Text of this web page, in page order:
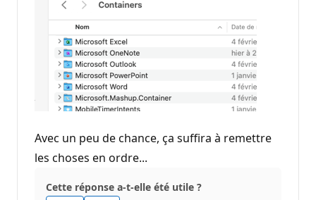
Avec un peu de chance, ça suffira à remettre
les choses en ordre...
Cette réponse a-t-elle été utile ?